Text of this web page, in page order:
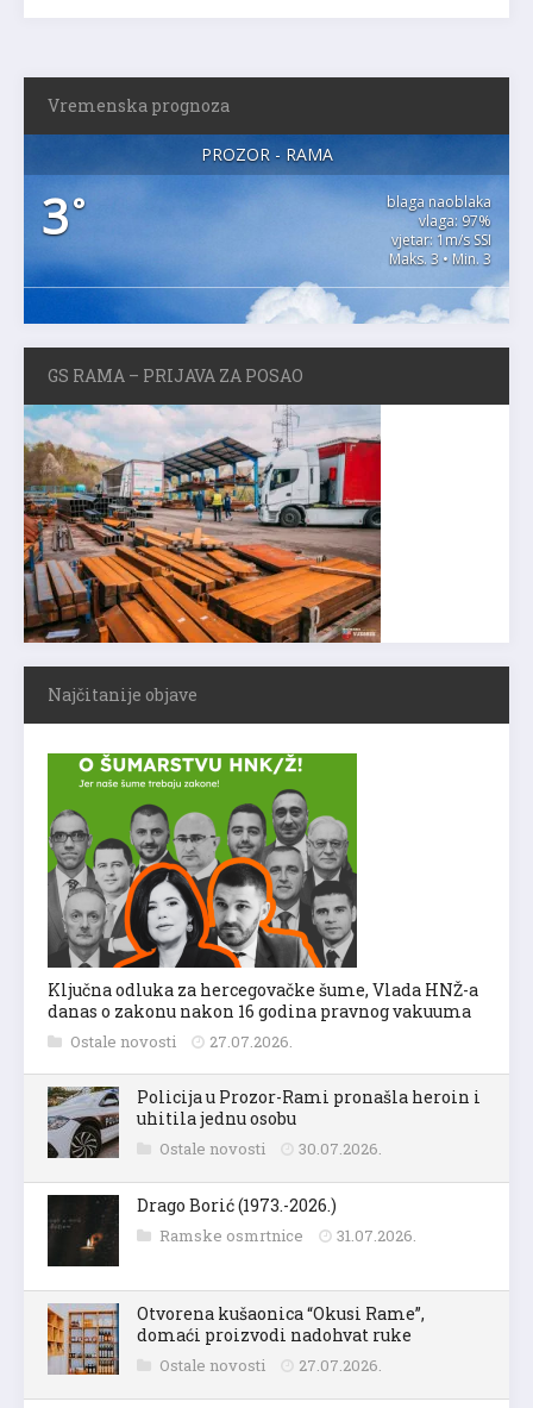
Vremenska prognoza
PROZOR - RAMA
3°
blaga naoblaka
vlaga: 97%
vjetar: 1m/s SSI
Maks. 3 • Min. 3
GS RAMA – PRIJAVA ZA POSAO
Najčitanije objave
Ključna odluka za hercegovačke šume, Vlada HNŽ-a
danas o zakonu nakon 16 godina pravnog vakuuma
Ostale novosti 27.07.2026.
Policija u Prozor-Rami pronašla heroin i
uhitila jednu osobu
Ostale novosti 30.07.2026.
Drago Borić (1973.-2026.)
Ramske osmrtnice 31.07.2026.
Otvorena kušaonica “Okusi Rame”,
domaći proizvodi nadohvat ruke
Ostale novosti 27.07.2026.